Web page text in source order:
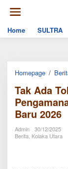
content
Home
SULTRA
Homepage /
Tak Ada
Baru 2026
Admin
30/12/2025
Berita Kolaka Utara